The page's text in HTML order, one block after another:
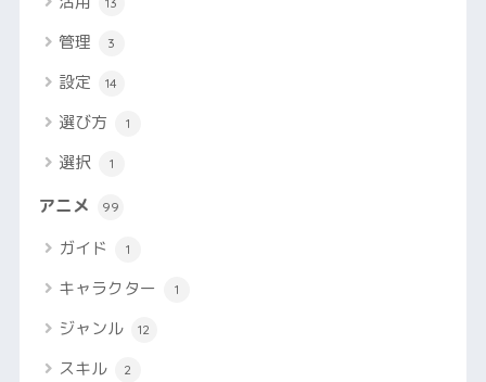
管理 3
設定 14
選び方 1
選択 1
アニメ 99
ガイド 1
キャラクター 1
ジャンル 12
スキル 2